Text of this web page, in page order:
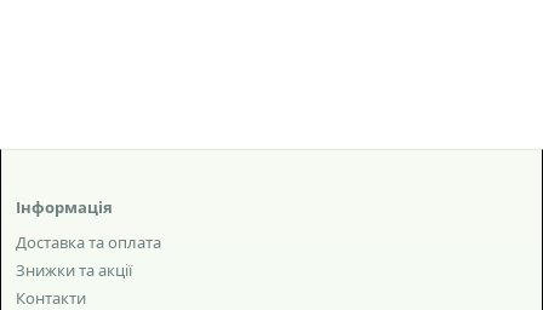
Інформація
Доставка та оплата
Знижки та акції
Контакти